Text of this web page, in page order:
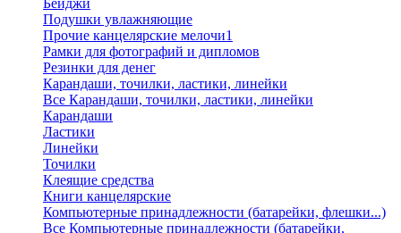
Бейджи
Подушки увлажняющие
Прочие канцелярские мелочи1
Рамки для фотографий и дипломов
Резинки для денег
Карандаши, точилки, ластики, линейки
Все Карандаши, точилки, ластики, линейки
Карандаши
Ластики
Линейки
Точилки
Клеящие средства
Книги канцелярские
Компьютерные принадлежности (батарейки, флешки...)
Все Компьютерные принадлежности (батарейки,